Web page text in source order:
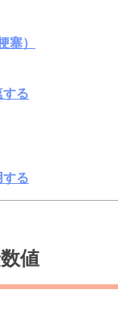
塞）
る
る
値